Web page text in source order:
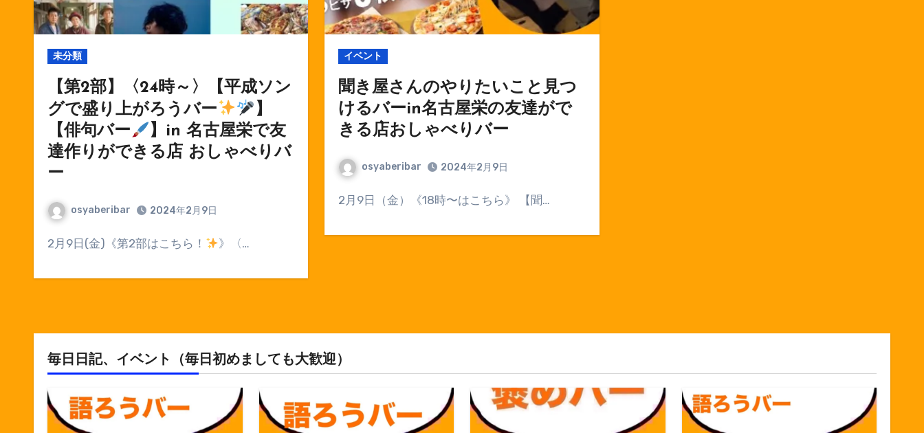
未分類
【第2部】〈24時～〉【平成ソン
グで盛り上がろうバー
】
【俳句バー
】in 名古屋栄で友
達作りができる店 おしゃべりバ
ー
osyaberibar 2024年2月9日
⁡2月9日(金)《第2部はこちら！ 》〈…
イベント
聞き屋さんのやりたいこと見つ
けるバーin名古屋栄の友達がで
きる店おしゃべりバー
osyaberibar 2024年2月9日
2月9日（金）《18時〜はこちら》 【聞…
毎日日記、イベント（毎日初めましても大歓迎）